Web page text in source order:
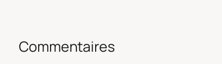
Commentaires